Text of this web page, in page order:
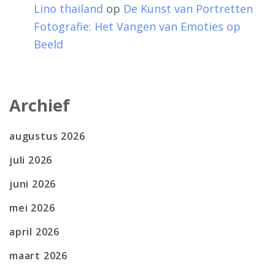
Lino thailand op De Kunst van Portretten
Fotografie: Het Vangen van Emoties op
Beeld
Archief
augustus 2026
juli 2026
juni 2026
mei 2026
april 2026
maart 2026